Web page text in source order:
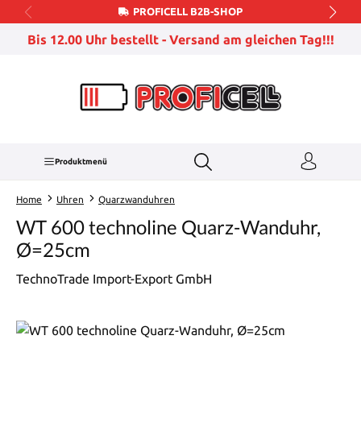
Zum Hauptinhalt springenPROFICELL B2B-SHOP
Bis 12.00 Uhr bestellt - Versand am gleichen Tag!!!
Produktmenü
Home Uhren Quarzwanduhren
WT 600 technoline Quarz-Wanduhr,
Ø=25cm
TechnoTrade Import-Export GmbH